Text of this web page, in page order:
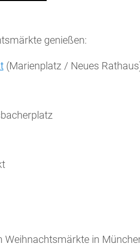
genießen:
(Marienplatz / Neues
in